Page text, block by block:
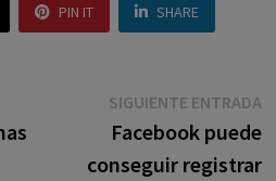
PIN IT SHARE
SIGUIENTE ENTRADA
Facebook puede
conseguir registrar